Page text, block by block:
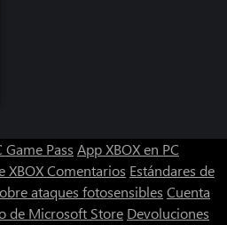
Game Pass App XBOX en PC
XBOXComentarios Estándares de
ataques fotosensibles Cuenta
de Microsoft Store Devoluciones